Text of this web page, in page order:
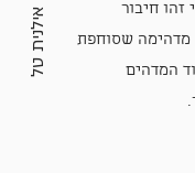
אילנית טל
זהו חיבור
מדהימה שסוחפת
המדהים